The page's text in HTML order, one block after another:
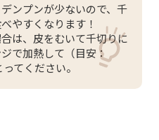
ンプンが少ないので、千
やすくなります！
は、皮をむいて千切りに
で加熱して（目安：
てください。